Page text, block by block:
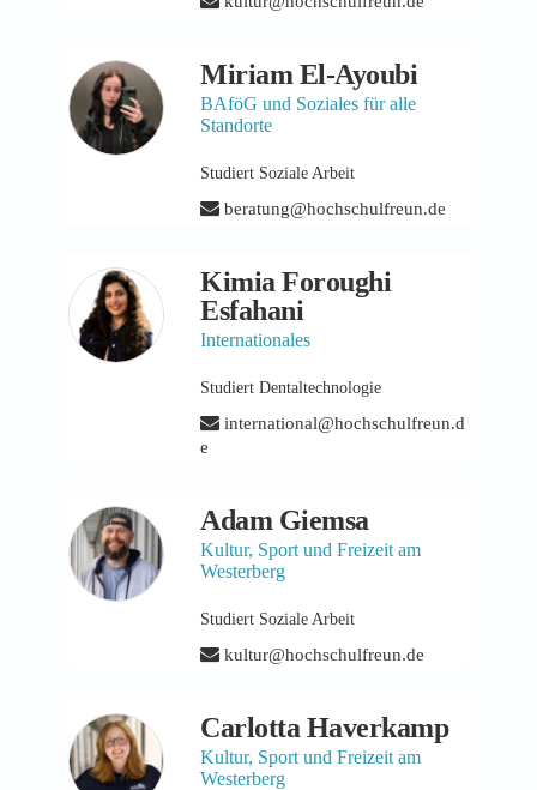
Miriam El-Ayoubi
BAföG und Soziales für alle
Standorte
Studiert Soziale Arbeit
beratung@hochschulfreun.de
Kimia Foroughi
Esfahani
Internationales
Studiert Dentaltechnologie
international@hochschulfreun.d
e
Adam Giemsa
Kultur, Sport und Freizeit am
Westerberg
Studiert Soziale Arbeit
kultur@hochschulfreun.de
Carlotta Haverkamp
Kultur, Sport und Freizeit am
Westerberg